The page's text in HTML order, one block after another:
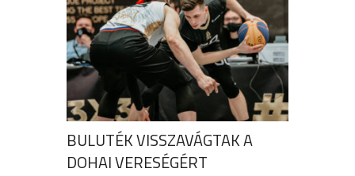
BULUTÉK VISSZAVÁGTAK A
DOHAI VERESÉGÉRT